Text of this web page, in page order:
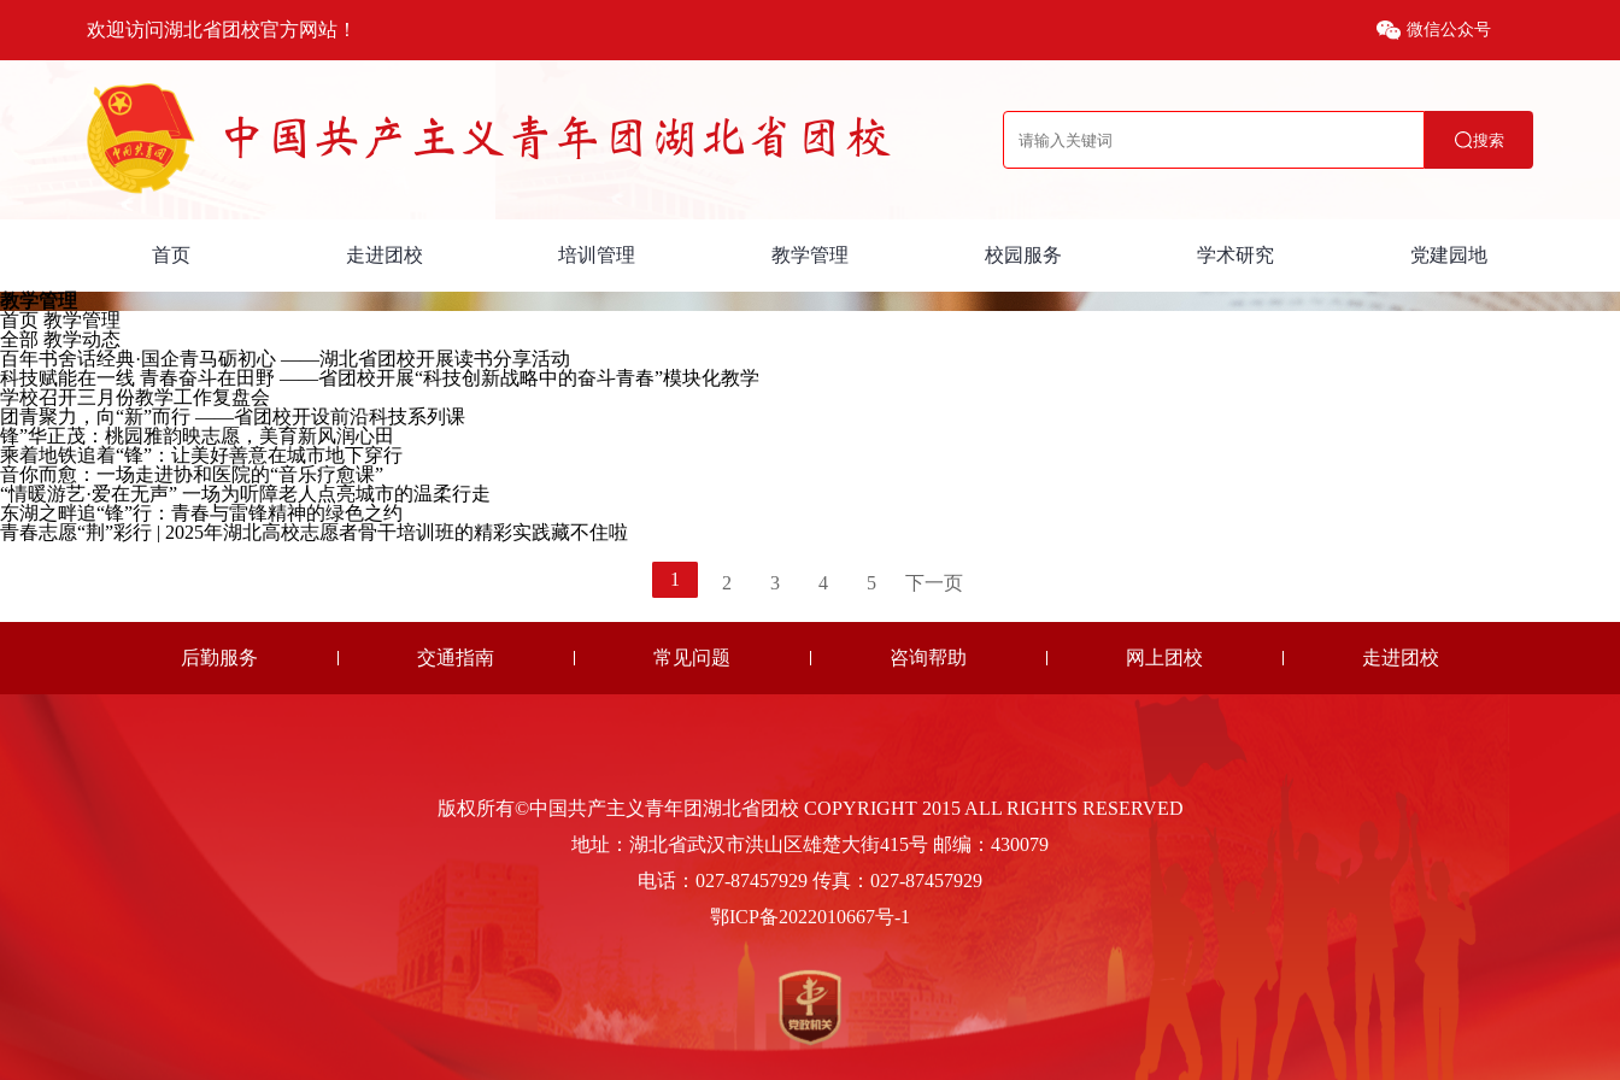
欢迎访问湖北省团校官方网站！ 微信公众号
搜索
首页 走进团校 培训管理 教学管理 校园服务 学术研究 党建园地
教学管理
首页 教学管理
全部 教学动态
百年书舍话经典·国企青马砺初心 ——湖北省团校开展读书分享活动
科技赋能在一线 青春奋斗在田野 ——省团校开展“科技创新战略中的奋斗青春”模块化教学
学校召开三月份教学工作复盘会
团青聚力，向“新”而行 ——省团校开设前沿科技系列课
锋”华正茂：桃园雅韵映志愿，美育新风润心田
乘着地铁追着“锋”：让美好善意在城市地下穿行
音你而愈：一场走进协和医院的“音乐疗愈课”
“情暖游艺·爱在无声” 一场为听障老人点亮城市的温柔行走
东湖之畔追“锋”行：青春与雷锋精神的绿色之约
青春志愿“荆”彩行 | 2025年湖北高校志愿者骨干培训班的精彩实践藏不住啦
1 2 3 4 5 下一页
后勤服务 交通指南 常见问题 咨询帮助 网上团校 走进团校
版权所有©中国共产主义青年团湖北省团校 COPYRIGHT 2015 ALL RIGHTS RESERVED
地址：湖北省武汉市洪山区雄楚大街415号 邮编：430079
电话：027-87457929 传真：027-87457929
鄂ICP备2022010667号-1